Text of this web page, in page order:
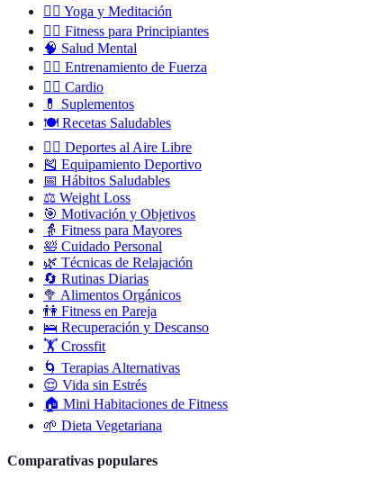
🧘‍♀️ Yoga y Meditación
🚶‍♂️ Fitness para Principiantes
🧠 Salud Mental
🏋️‍♂️ Entrenamiento de Fuerza
🏃‍♀️ Cardio
💊
Suplementos
🍽️ Recetas Saludables
🚴‍♀️ Deportes al Aire Libre
🎽 Equipamiento Deportivo
📅 Hábitos Saludables
⚖️ Weight Loss
🎯 Motivación y Objetivos
👵 Fitness para Mayores
🛀 Cuidado Personal
🌿 Técnicas de Relajación
🔄 Rutinas Diarias
🥦 Alimentos Orgánicos
👫 Fitness en Pareja
🛌 Recuperación y Descanso
🏋️ Crossfit
🌀 Terapias Alternativas
😌 Vida sin Estrés
🏠 Mini Habitaciones de Fitness
🌱 Dieta Vegetariana
Comparativas populares